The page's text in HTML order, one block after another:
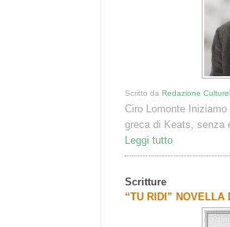
Scritto daRedazione
Ciro Lomonte Iniziamo
greca di Keats, senza
Leggi tutto
Scritture
“TU RIDI” NOVELLA